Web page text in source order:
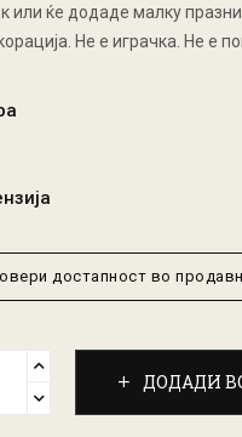
или ќе додаде малку
Не е играчка. Не е
достапност во
ДОДАДИ